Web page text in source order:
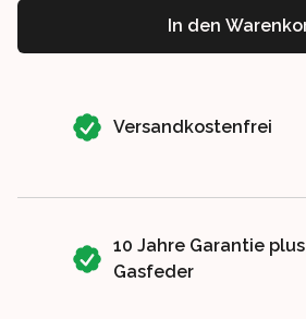
In den
Versandkostenfrei
10 Jahre Garantie
Gasfeder